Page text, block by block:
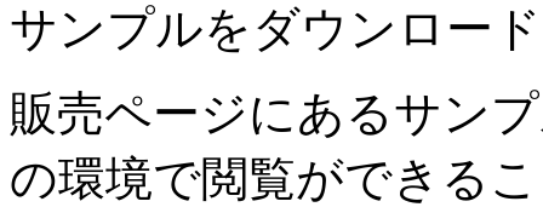
サンプルをダウンロー
販売ページにあるサン
の環境で閲覧ができる